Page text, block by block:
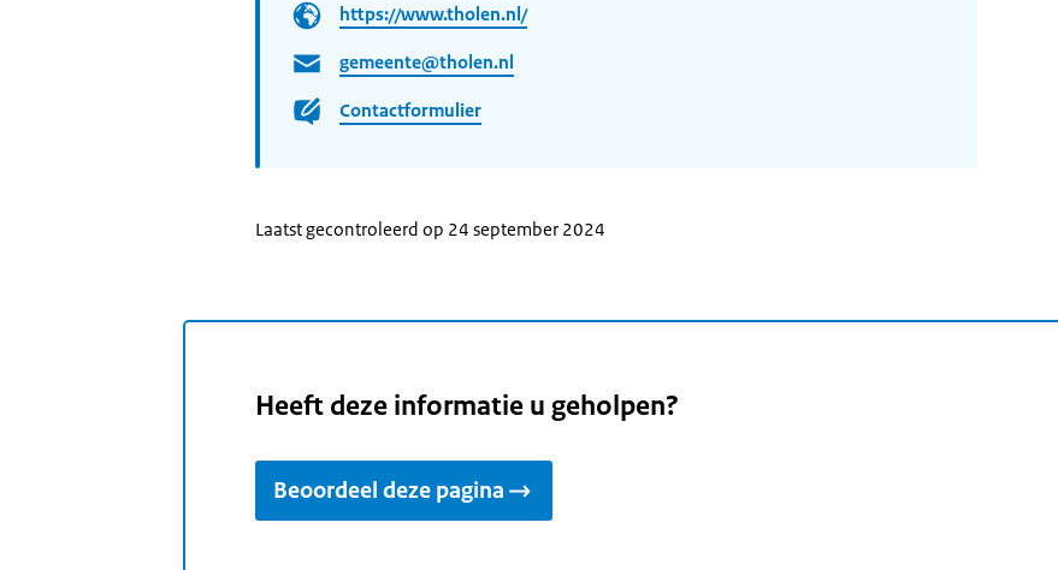
https://www.tholen.nl/
gemeente@tholen.nl
Contactformulier
Laatst gecontroleerd op 24 september 2024
Heeft deze informatie u geholpen?
Beoordeel deze pagina